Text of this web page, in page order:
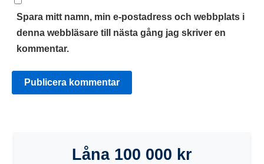
Spara mitt namn, min e-postadress och webbplats i
denna webbläsare till nästa gång jag skriver en
kommentar.
Låna 100 000 kr